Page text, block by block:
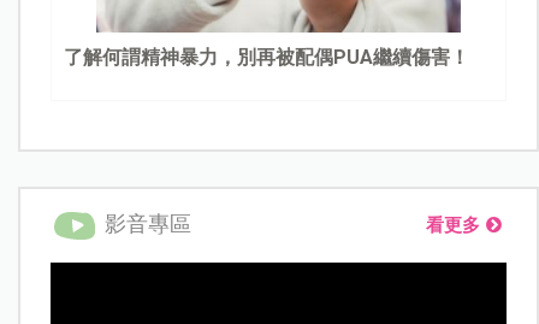
了解何謂精神暴力，別再被配偶PUA繼續傷害！
影音專區 看更多